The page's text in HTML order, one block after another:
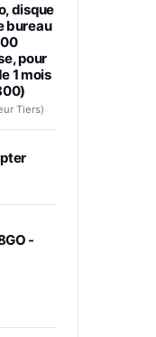
disque
bureau
pour
1 mois
Tiers)
-